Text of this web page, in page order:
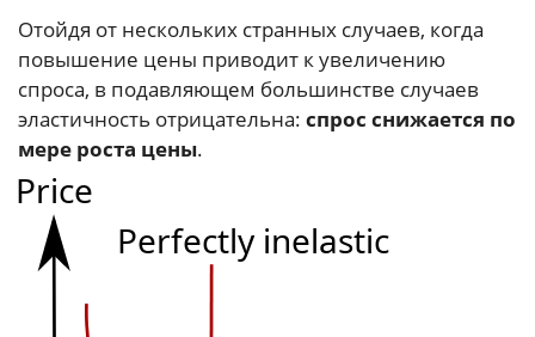
Отойдя от нескольких странных случаев, когда
повышение цены приводит к увеличению
спроса, в подавляющем большинстве случаев
эластичность отрицательна: спрос снижается по
мере роста цены.